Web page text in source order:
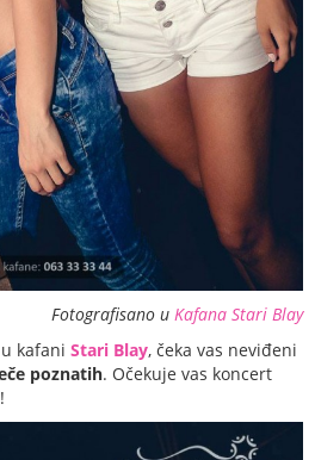
Fotografisano u Kafana Stari Blay
kafani Stari Blay, čeka vas neviđeni
poznatih. Očekuje vas koncert